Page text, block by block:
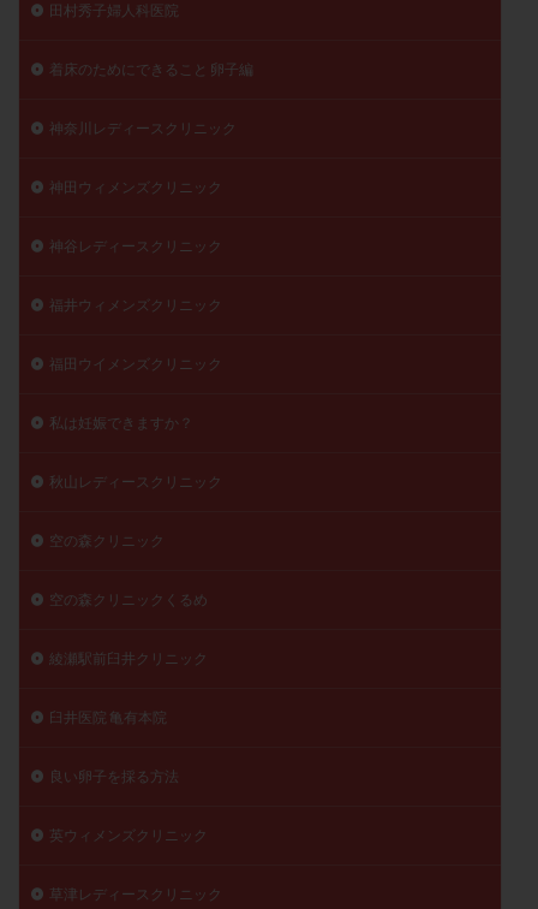
田村秀子婦人科医院
着床のためにできること 卵子編
神奈川レディースクリニック
神田ウィメンズクリニック
神谷レディースクリニック
福井ウィメンズクリニック
福田ウイメンズクリニック
私は妊娠できますか？
秋山レディースクリニック
空の森クリニック
空の森クリニックくるめ
綾瀬駅前臼井クリニック
臼井医院 亀有本院
良い卵子を採る方法
英ウィメンズクリニック
草津レディースクリニック